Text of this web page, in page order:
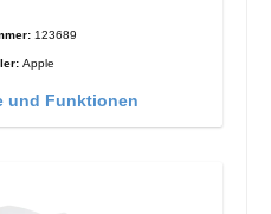
123689
Apple
und Funktionen